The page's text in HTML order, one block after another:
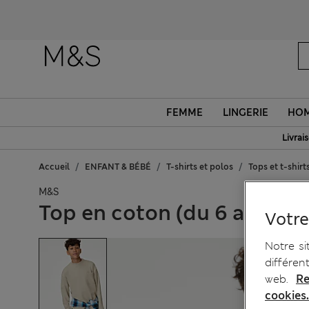
FEMME LINGERIE
Accueil ENFANT & BÉBÉ T-shirts et polos Tops et t-
M&S
Top en coton (du 6 au 16
Notre
web.
cookies.